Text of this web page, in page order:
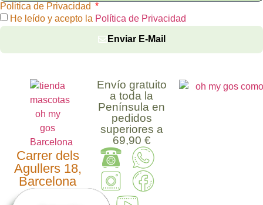
Politica de Privacidad
He leído y acepto la Política de Privacidad
Enviar E-Mail
Carrer dels
Agullers 18,
Barcelona
Envío gratuito
a toda la
Península en
pedidos
superiores a
69,90 €